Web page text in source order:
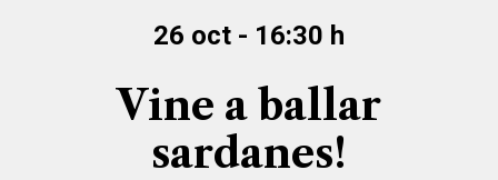
26 oct - 16:30 h
Vine a ballar
sardanes!